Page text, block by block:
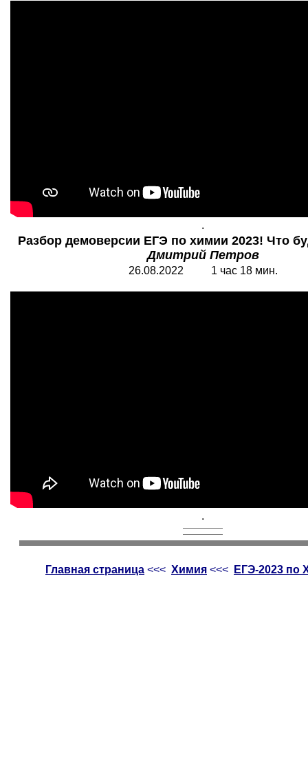
.
Разбор демоверсии ЕГЭ по химии 2023! Что
Дмитрий Петров
26.08.2022 1 час 18 мин.
.
Главная страница <<< Химия <<< ЕГЭ-2023 по